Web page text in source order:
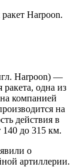
Harpoon.
Harpoon) —
ракета, одна из
компанией
на
действия в
140 до 315 км.
о
артиллерии.